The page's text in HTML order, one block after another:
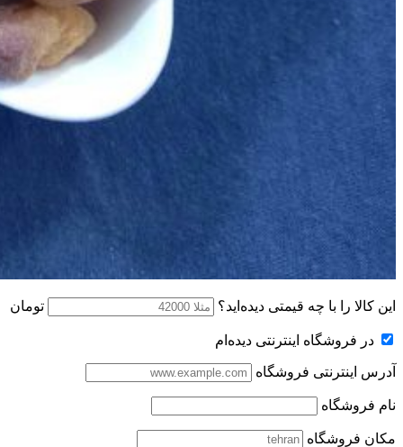
این کالا را با چه قیمتی دیده‌اید؟ تومان
در فروشگاه اینترنتی دیده‌ام
آدرس اینترنتی فروشگاه
نام فروشگاه
مکان فروشگاه